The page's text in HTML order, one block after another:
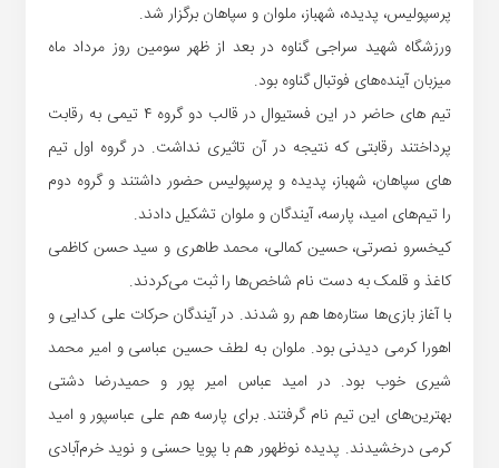
پرسپولیس، پدیده، شهباز، ملوان و سپاهان برگزار شد.
ورزشگاه شهید سراجی گناوه در بعد از ظهر سومین روز مرداد ماه
میزبان آینده‌های فوتبال گناوه بود.
تیم های حاضر در این فستیوال در قالب دو گروه ۴ تیمی به رقابت
پرداختند رقابتی که نتیجه در آن تاثیری نداشت. در گروه اول تیم
های سپاهان، شهباز، پدیده و پرسپولیس حضور داشتند و گروه دوم
را تیم‌های امید، پارسه، آیندگان و ملوان تشکیل دادند.
کیخسرو نصرتی، حسین کمالی، محمد طاهری و سید حسن کاظمی
کاغذ و قلمک به دست نام شاخص‌ها را ثبت می‌کردند.
با آغاز بازی‌ها ستاره‌ها هم رو شدند. در آیندگان حرکات علی کدایی و
اهورا کرمی دیدنی بود. ملوان به لطف حسین عباسی و امیر محمد
شیری خوب بود. در امید عباس امیر پور و حمیدرضا دشتی
بهترین‌های این تیم نام گرفتند. برای پارسه هم علی عباسپور و امید
کرمی درخشیدند. پدیده نوظهور هم با پویا حسنی و نوید خرم‌آبادی